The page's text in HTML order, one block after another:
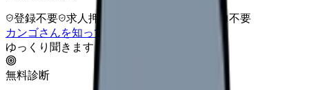
登録不要 求人押し売りなし
病院名は入力不要
カンゴさんを知ってから相談する
ゆっくり聞きます
無料診断